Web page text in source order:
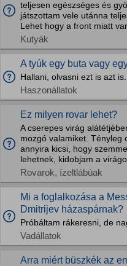
teljesen egészséges és
játszottam vele utánna
Lehet hogy a front miatt
Kutyák
A tyúk egy buta vagy
Hallani, olvasni ezt is azt is.
Haszonállatok
Ez milyen rovar lehet?
A cserepes virág
mozgó valamiket. Tényleg
annyira kicsi, hogy
lehetnek, kidobjam a
Rovarok, ízeltlábúak
Mi a foglalkozása a
Dmitrijev házaspárnak?
Próbáltam rákeresni, de
Vadállatok
Arra miért büszkék az